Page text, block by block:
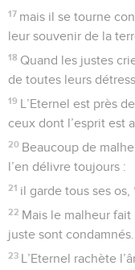
17 mais il se tourne
leur souvenir de la
18 Quand les justes
de toutes leurs
19 L’Eternel est près
ceux dont l’esprit est
20 Beaucoup de
l’en délivre toujours :
21 il garde tous ses os,
22 Mais le malheur
juste sont condamnés.
23 L’Eternel rachète